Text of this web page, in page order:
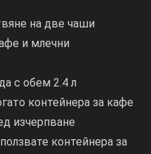
на две чаши
и млечни
с обем 2.4 л
контейнера за кафе
изчерпване
контейнера за